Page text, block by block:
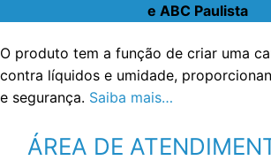
e ABC Paulista
O produto tem a função de criar uma
contra líquidos e umidade,
e segurança. Saiba mais…
ÁREA DE